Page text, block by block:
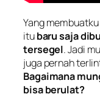
Yang
itubaru saja
tersegel. Jadi
juga pernah
Bagaimana
bisa berulat?